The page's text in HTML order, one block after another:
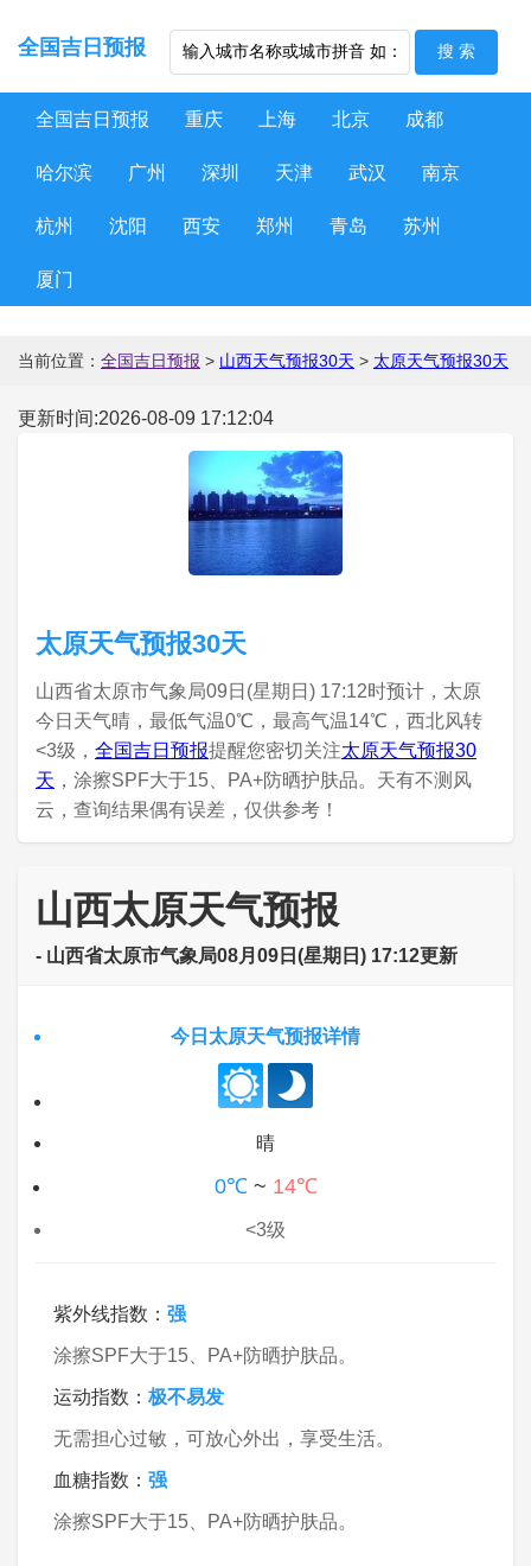
全国吉日预报
全国吉日预报 重庆 上海 北京 成都
哈尔滨 广州 深圳 天津 武汉 南京
杭州 沈阳 西安 郑州 青岛 苏州
厦门
当前位置： 全国吉日预报 > 山西天气预报30天 > 太原天气预报30天
更新时间:2026-08-09 17:12:04
太原天气预报30天
山西省太原市气象局09日(星期日) 17:12时预计，太原
今日天气晴，最低气温0℃，最高气温14℃，西北风转
<3级， 全国吉日预报提醒您密切关注太原天气预报30
天 ，涂擦SPF大于15、PA+防晒护肤品。天有不测风
云，查询结果偶有误差，仅供参考！
山西太原天气预报
- 山西省太原市气象局08月09日(星期日) 17:12更新
今日太原天气预报详情
晴
0℃~ 14℃
<3级
紫外线指数： 强
涂擦SPF大于15、PA+防晒护肤品。
运动指数： 极不易发
无需担心过敏，可放心外出，享受生活。
血糖指数： 强
涂擦SPF大于15、PA+防晒护肤品。